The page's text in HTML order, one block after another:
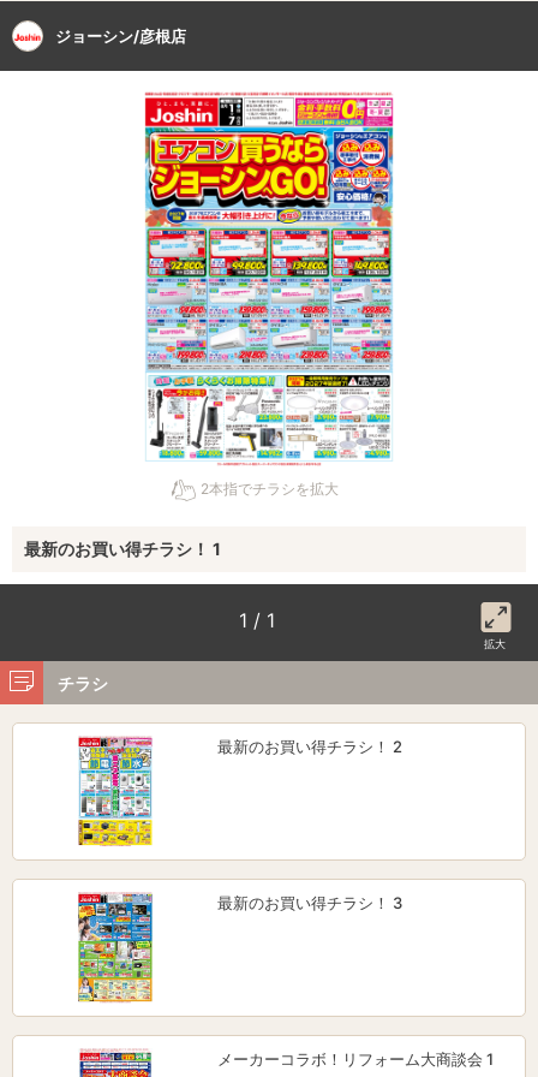
ジョーシン/彦根店
2本指でチラシを拡大
最新のお買い得チラシ！ 1
1 / 1
拡大
チラシ
最新のお買い得チラシ！ 2
最新のお買い得チラシ！ 3
メーカーコラボ！リフォーム大商談会 1